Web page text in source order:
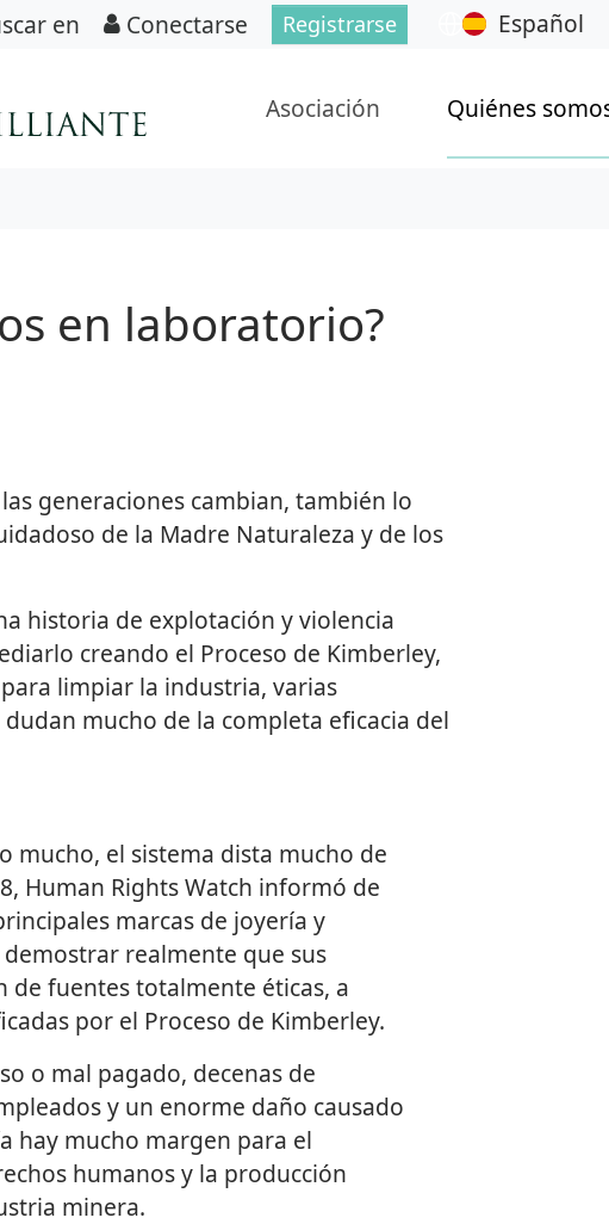
en Conectarse Registrarse Español
Asociación Quiénes
en laboratorio?
generaciones cambian, también lo
de la Madre Naturaleza y de los
historia de explotación y violencia
creando el Proceso de Kimberley,
limpiar la industria, varias
mucho de la completa eficacia del
mucho, el sistema dista mucho de
Human Rights Watch informó de
marcas de joyería y
realmente que sus
de fuentes totalmente éticas, a
por el Proceso de Kimberley.
o mal pagado, decenas de
y un enorme daño causado
hay mucho margen para el
humanos y la producción
minera.